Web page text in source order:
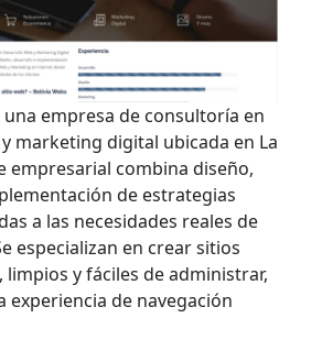
una empresa de consultoría en
marketing digital ubicada en La
empresarial combina diseño,
de estrategias
a las necesidades reales de
especializan en crear sitios
y fáciles de administrar,
experiencia de navegación